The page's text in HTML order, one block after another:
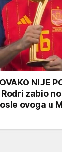
NIJE
Rodri zabio
ovoga u